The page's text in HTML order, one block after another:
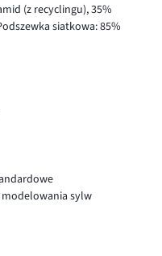
(z recyclingu), 35%
siatkowa: 85%
sylw